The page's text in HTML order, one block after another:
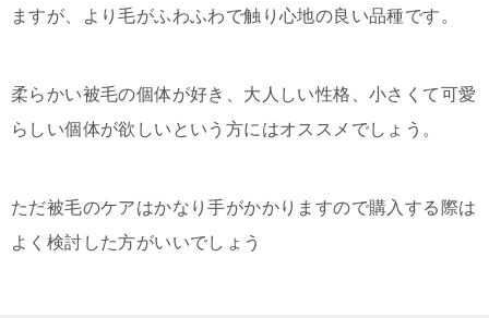
ますが、より毛がふわふわで触り心地の良い品種です。
柔らかい被毛の個体が好き、大人しい性格、小さくて可愛
らしい個体が欲しいという方にはオススメでしょう。
ただ被毛のケアはかなり手がかかりますので購入する際は
よく検討した方がいいでしょう